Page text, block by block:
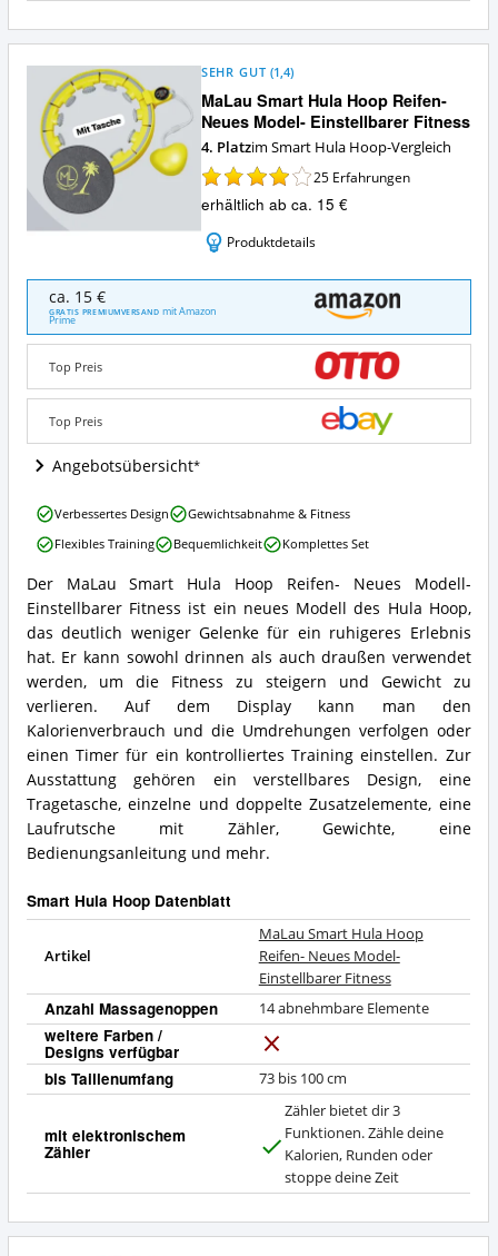
MaLau Smart Hula Hoop Reifen-
Neues Model- Einstellbarer Fitness
SEHR GUT (1,4)
4. Platzim Smart Hula Hoop-Vergleich
25 Erfahrungen
erhältlich ab ca. 15 €
Produktdetails
MaLau
Smart
Hula
Hoop
Reifen-
Neues
Einstellbarer
Fitness
Angebote:
ist
dieser
Smart
Hoop
erhältlich?
ca. 15 €
GRATIS PREMIUMVERSAND mit Amazon
Prime
Top Preis
Top Preis
Angebotsübersicht
MaLau
Smart
Hula
Hoop
Reifen-
Neues
Model-
Einstellbarer
Fitness
Zusammenfassung:
Was
bietet
dieser
Smart
Hoop?
Der MaLau Smart Hula Hoop Reifen- Neues Modell-
Einstellbarer Fitness ist ein neues Modell des Hula Hoop,
das deutlich weniger Gelenke für ein ruhigeres Erlebnis
hat. Er kann sowohl drinnen als auch draußen verwendet
werden, um die Fitness zu steigern und Gewicht zu
verlieren. Auf dem Display kann man den
Kalorienverbrauch und die Umdrehungen verfolgen oder
einen Timer für ein kontrolliertes Training einstellen. Zur
Ausstattung gehören ein verstellbares Design, eine
Tragetasche, einzelne und doppelte Zusatzelemente, eine
Laufrutsche mit Zähler, Gewichte, eine
Bedienungsanleitung und mehr.
Smart Hula Hoop Datenblatt
Artikel
MaLau Smart Hula Hoop
Reifen- Neues Model-
Einstellbarer Fitness
Anzahl Massagenoppen 14 abnehmbare Elemente
weitere Farben /
Designs verfügbar
N
e
i
bis Taillenumfang 73 bis 100 cm
mit elektronischem
Zähler
Zähler bietet dir 3
Funktionen. Zähle deine
Kalorien, Runden oder
stoppe deine Zeit
MaLau
Smart
Hula
Reifen-
Neues
Model-
Einstellbarer
Fitness
Vorteile:
Was
spricht
für
diesen
Smart
Hula
Hoop?
Verbessertes Design
Gewichtsabnahme & Fitness
Flexibles Training
Bequemlichkeit Komplettes Set